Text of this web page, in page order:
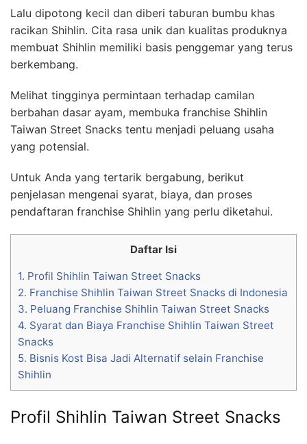
Lalu dipotong kecil dan diberi taburan bumbu khas
racikan Shihlin. Cita rasa unik dan kualitas produknya
membuat Shihlin memiliki basis penggemar yang terus
berkembang.
Melihat tingginya permintaan terhadap camilan
berbahan dasar ayam, membuka franchise Shihlin
Taiwan Street Snacks tentu menjadi peluang usaha
yang potensial.
Untuk Anda yang tertarik bergabung, berikut
penjelasan mengenai syarat, biaya, dan proses
pendaftaran franchise Shihlin yang perlu diketahui.
Daftar Isi
1. Profil Shihlin Taiwan Street Snacks
2. Franchise Shihlin Taiwan Street Snacks di Indonesia
3. Peluang Franchise Shihlin Taiwan Street Snacks
4. Syarat dan Biaya Franchise Shihlin Taiwan Street
Snacks
5. Bisnis Kost Bisa Jadi Alternatif selain Franchise
Shihlin
Profil Shihlin Taiwan Street Snacks